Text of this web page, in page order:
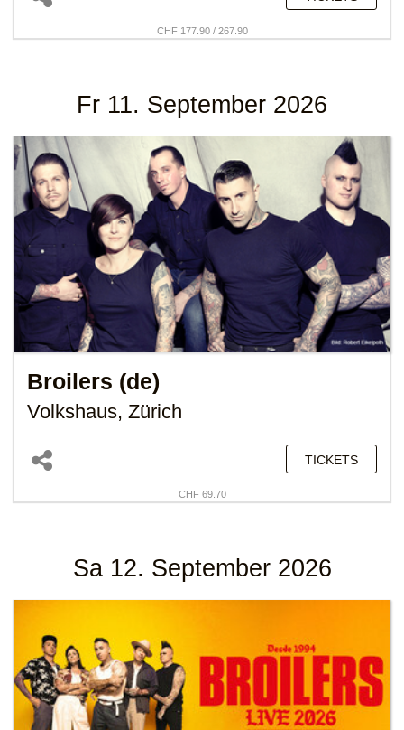
CHF 177.90 / 267.90
Fr 11. September 2026
Broilers (de)
Volkshaus, Zürich
TICKETS
CHF 69.70
Sa 12. September 2026